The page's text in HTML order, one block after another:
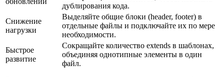
дублирования кода.
Снижение
нагрузки
Выделяйте общие блоки (header, footer) в
отдельные файлы и подключайте их по мере
необходимости.
Быстрое
развитие
Сокращайте количество extends в шаблонах,
объединяя однотипные элементы в один
файл.